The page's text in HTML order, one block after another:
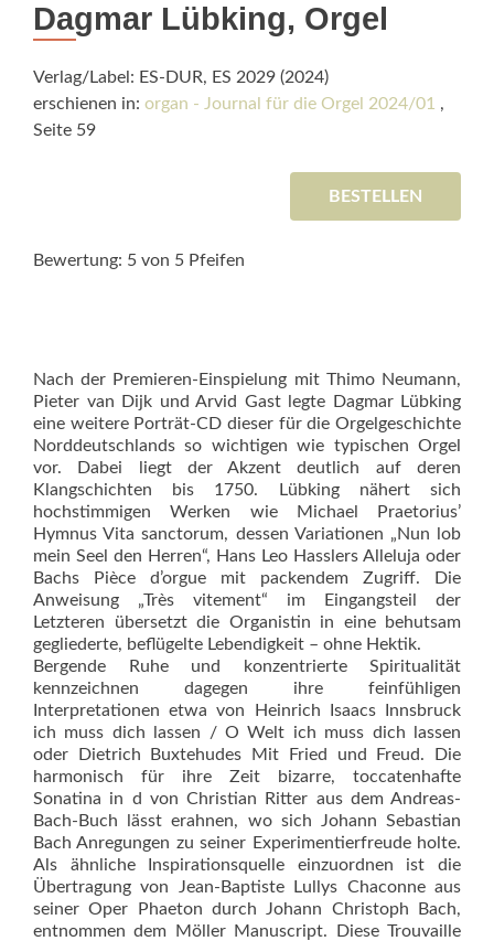
Dagmar Lübking, Orgel
Verlag/Label: ES-DUR, ES 2029 (2024)
erschienen in: organ - Journal für die Orgel 2024/01 ,
Seite 59
BESTELLEN
Bewertung: 5 von 5 Pfeifen
Nach der Premieren-Einspielung mit Thimo Neumann,
Pieter van Dijk und Arvid Gast legte Dagmar Lübking
eine weitere Porträt-CD dieser für die Orgelgeschichte
Norddeutschlands so wichtigen wie typischen Orgel
vor. Dabei liegt der Akzent deutlich auf deren
Klangschichten bis 1750. Lübking nähert sich
hochstimmigen Werken wie Michael Praetorius’
Hymnus Vita sanctorum, dessen Variationen „Nun lob
mein Seel den Herren“, Hans Leo Hasslers Alleluja oder
Bachs Pièce d’orgue mit packendem Zugriff. Die
Anweisung „Très vitement“ im Eingangsteil der
Letzteren übersetzt die Organistin in eine behutsam
gegliederte, beflügelte Lebendigkeit – ohne Hektik.
Bergende Ruhe und konzentrierte Spiritualität
kennzeichnen dagegen ihre feinfühligen
Interpretationen etwa von Heinrich Isaacs Innsbruck
ich muss dich lassen / O Welt ich muss dich lassen
oder Dietrich Buxtehudes Mit Fried und Freud. Die
harmonisch für ihre Zeit bizarre, toccatenhafte
Sonatina in d von Christian Ritter aus dem Andreas-
Bach-Buch lässt erahnen, wo sich Johann Sebastian
Bach Anregungen zu seiner Experimentierfreude holte.
Als ähnliche Inspirationsquelle einzuordnen ist die
Übertragung von Jean-Baptiste Lullys Chaconne aus
seiner Oper Phaeton durch Johann Christoph Bach,
entnommen dem Möller Manuscript. Diese Trouvaille